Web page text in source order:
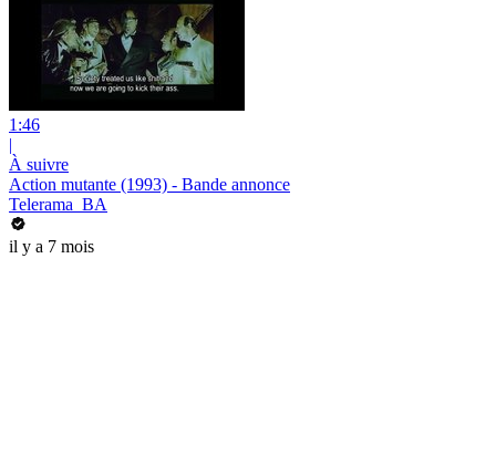
1:46
|
À suivre
Action mutante (1993) - Bande annonce
Telerama_BA
il y a 7 mois